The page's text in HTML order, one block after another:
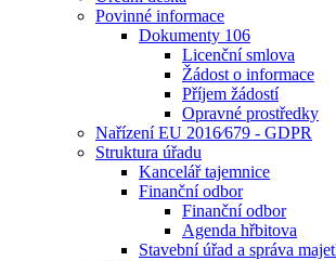
Povinné informace
Dokumenty 106
Licenční smlova
Žádost o informace
Příjem žádostí
Opravné prostředky
Nařízení EU 2016⁄679 - GDPR
Struktura úřadu
Kancelář tajemnice
Finanční odbor
Finanční odbor
Agenda hřbitova
Stavební úřad a správa